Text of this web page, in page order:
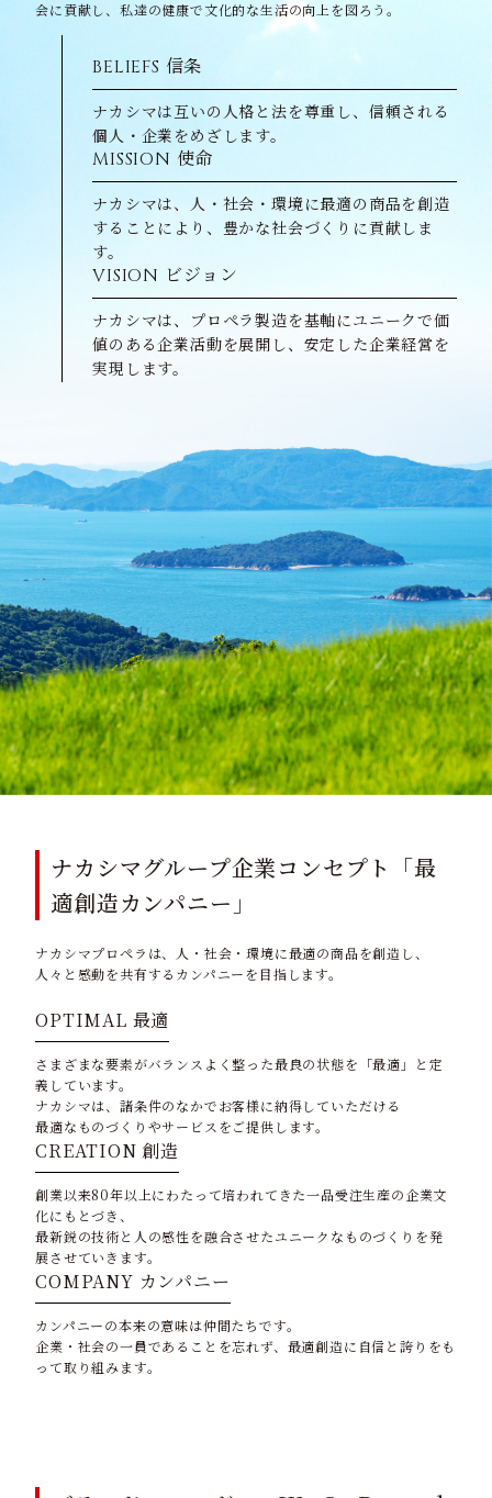
会に貢献し、私達の健康で文化的な生活の向上を図ろう。
BELIEFS 信条
ナカシマは互いの人格と法を尊重し、信頼される
個人・企業をめざします。
MISSION 使命
ナカシマは、人・社会・環境に最適の商品を創造
することにより、豊かな社会づくりに貢献しま
す。
VISION ビジョン
ナカシマは、プロペラ製造を基軸にユニークで価
値のある企業活動を展開し、安定した企業経営を
実現します。
ナカシマグループ企業コンセプト「最
適創造カンパニー」
ナカシマプロペラは、人・社会・環境に最適の商品を創造し、
人々と感動を共有するカンパニーを目指します。
OPTIMAL 最適
さまざまな要素がバランスよく整った最良の状態を「最適」と定
義しています。
ナカシマは、諸条件のなかでお客様に納得していただける
最適なものづくりやサービスをご提供します。
CREATION 創造
創業以来80年以上にわたって培われてきた一品受注生産の企業文
化にもとづき、
最新鋭の技術と人の感性を融合させたユニークなものづくりを発
展させていきます。
COMPANY カンパニー
カンパニーの本来の意味は仲間たちです。
企業・社会の一員であることを忘れず、最適創造に自信と誇りをも
って取り組みます。